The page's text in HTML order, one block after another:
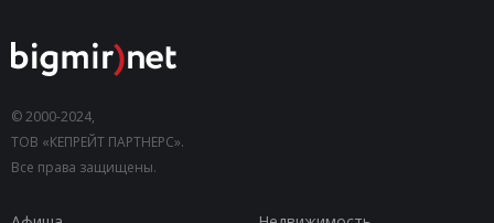
© 2000-2024,
ТОВ «КЕПРЕЙТ ПАРТНЕРС».
Все права защищены.